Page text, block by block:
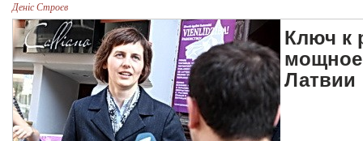
Деніс Строєв
Ключ к
мощное
Латвии